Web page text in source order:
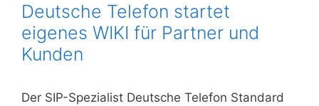
Deutsche Telefon startet
eigenes WIKI für Partner und
Kunden
Der SIP-Spezialist Deutsche Telefon Standard